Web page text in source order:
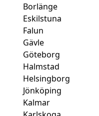
Borlänge
Eskilstuna
Falun
Gävle
Göteborg
Halmstad
Helsingborg
Jönköping
Kalmar